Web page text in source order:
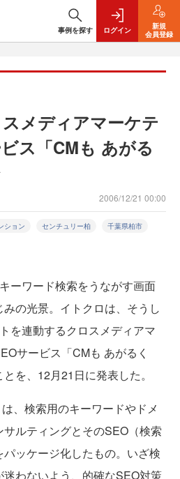
事例を探す ログイン
新規
会員登録
メディアマーケテ
ス「CMも あがる
2006/12/21 00:00
ション センチュリー柏 千葉県柏市
ーワード検索をうながす画面
の光景。イトクロは、そうし
を連動するクロスメディアマ
サービス「CMも あがるく
を、12月21日に発表した。
、検索用のキーワードやドメ
ルティングとそのSEO（検索
ッケージ化したもの。いざ検
わないよう、的確なSEO対策